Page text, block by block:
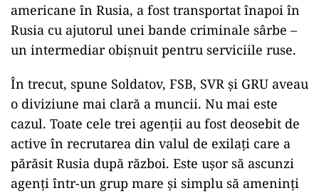
americane în Rusia, a fost transportat înapoi în
Rusia cu ajutorul unei bande criminale sârbe –
un intermediar obișnuit pentru serviciile ruse.
În trecut, spune Soldatov, FSB, SVR și GRU aveau
o diviziune mai clară a muncii. Nu mai este
cazul. Toate cele trei agenții au fost deosebit de
active în recrutarea din valul de exilați care a
părăsit Rusia după război. Este ușor să ascunzi
agenți într-un grup mare și simplu să ameninți